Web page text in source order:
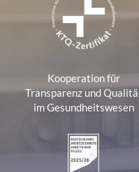
Kooperation für
Transparenz und
im Gesundheitswesen